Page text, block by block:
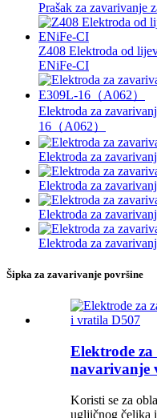
Prašak za zavarivanje
Z408 Elektroda od
ENiFe-CI
Elektroda za
16（A062）
Elektroda za
Elektroda za
Elektroda za
Elektroda za
Šipka za zavarivanje površine
Elektrode
navarivanje
Koristi se za
ugljičnog čelika